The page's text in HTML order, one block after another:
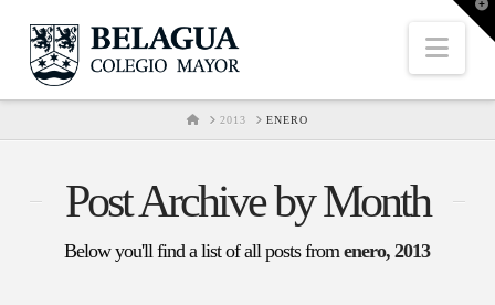
HOME
2013 ENERO
Post Archive by Month
Below you'll find a list of all posts fromenero, 2013